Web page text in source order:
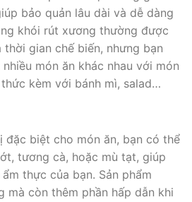
bảo quản lâu dài và dễ dàng
khói rút xương thường được
gian chế biến, nhưng bạn
món ăn khác nhau với món
kèm với bánh mì, salad…
biệt cho món ăn, bạn có thể
tương cà, hoặc mù tạt, giúp
thực của bạn. Sản phẩm
mà còn thêm phần hấp dẫn khi